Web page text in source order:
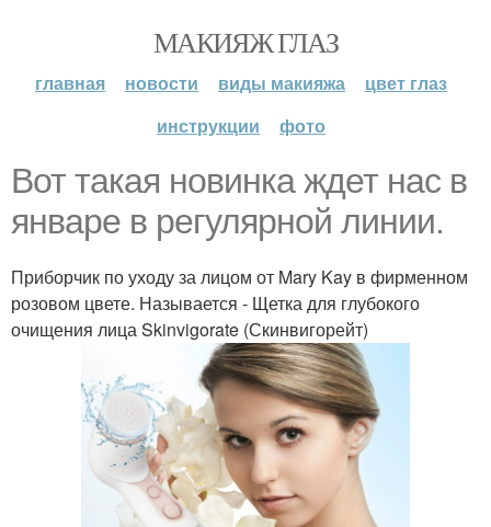
МАКИЯЖ ГЛАЗ
главная новости виды макияжа
цвет глаз
инструкции
фото
Вот такая новинка ждет нас в
январе в регулярной линии.
Приборчик по уходу за лицом от Mary Kay в фирменном
розовом цвете. Называется - Щетка для глубокого
очищения лица Skinvigorate (Скинвигорейт)